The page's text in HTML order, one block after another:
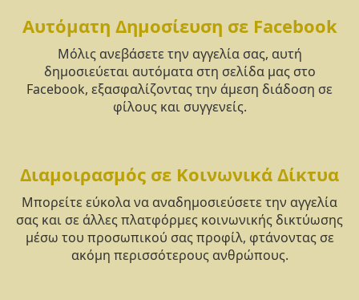
Αυτόματη Δημοσίευση σε Facebook
Μόλις ανεβάσετε την αγγελία σας, αυτή
δημοσιεύεται αυτόματα στη σελίδα μας στο
Facebook, εξασφαλίζοντας την άμεση διάδοση σε
φίλους και συγγενείς.
Διαμοιρασμός σε Κοινωνικά Δίκτυα
Μπορείτε εύκολα να αναδημοσιεύσετε την αγγελία
σας και σε άλλες πλατφόρμες κοινωνικής δικτύωσης
μέσω του προσωπικού σας προφίλ, φτάνοντας σε
ακόμη περισσότερους ανθρώπους.